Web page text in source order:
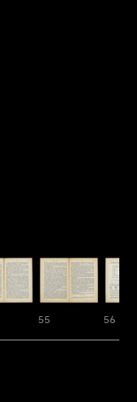
55 56